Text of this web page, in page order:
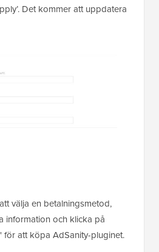
Det kommer att uppdatera
välja en betalningsmetod,
information och klicka på
att köpa AdSanity-pluginet.